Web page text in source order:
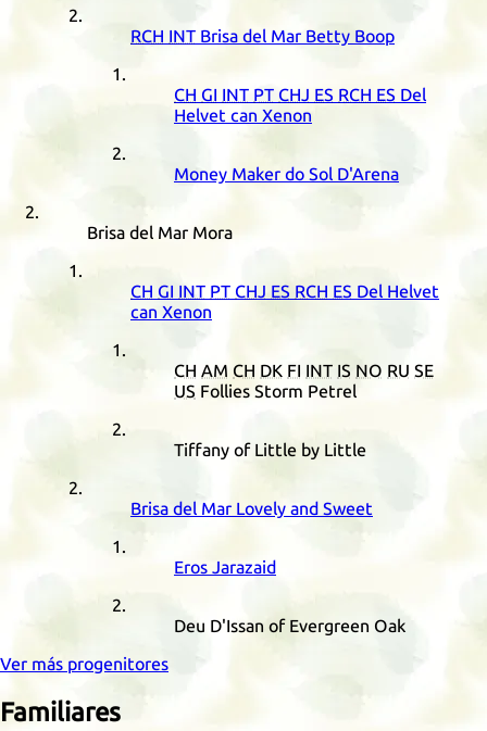
RCH INT Brisa del Mar Betty Boop
CH GI INT PT CHJ ES RCH ES Del
Helvet can Xenon
Money Maker do Sol D'Arena
Brisa del Mar Mora
CH GI INT PT CHJ ES RCH ES Del Helvet
can Xenon
CH AM CH DK FI INT IS NO RU SE
US Follies Storm Petrel
Tiffany of Little by Little
Brisa del Mar Lovely and Sweet
Eros Jarazaid
Deu D'Issan of Evergreen Oak
Ver más progenitores
Familiares